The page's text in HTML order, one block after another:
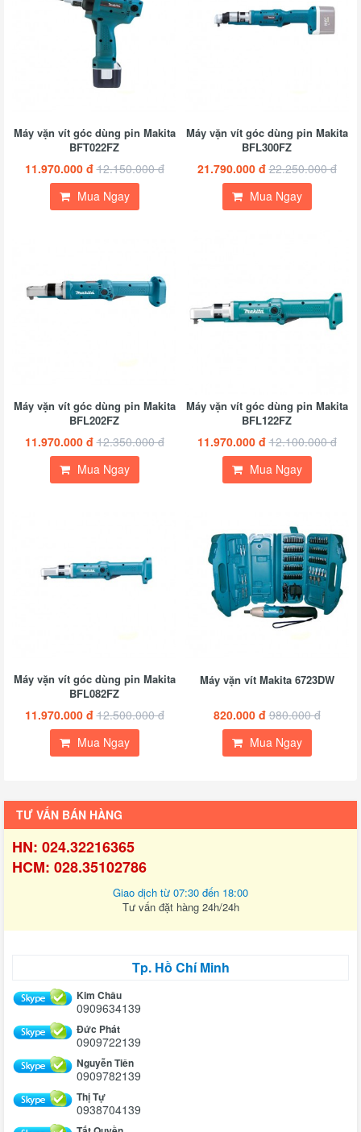
Máy vặn vít góc dùng pin Makita
BFT022FZ
11.970.000 đ 12.150.000 đ
Mua Ngay
Máy vặn vít góc dùng pin Makita
BFL300FZ
21.790.000 đ 22.250.000 đ
Mua Ngay
Máy vặn vít góc dùng pin Makita
BFL202FZ
11.970.000 đ 12.350.000 đ
Mua Ngay
Máy vặn vít góc dùng pin Makita
BFL122FZ
11.970.000 đ 12.100.000 đ
Mua Ngay
Máy vặn vít góc dùng pin Makita
BFL082FZ
11.970.000 đ 12.500.000 đ
Mua Ngay
Máy vặn vít Makita 6723DW
820.000 đ 980.000 đ
Mua Ngay
TƯ VẤN BÁN HÀNG
HN: 024.32216365
HCM: 028.35102786
Giao dịch từ 07:30 đến 18:00
Tư vấn đặt hàng 24h/24h
Tp. Hồ Chí Minh
Kim Châu
0909634139
Đức Phát
0909722139
Nguyễn Tiên
0909782139
Thị Tự
0938704139